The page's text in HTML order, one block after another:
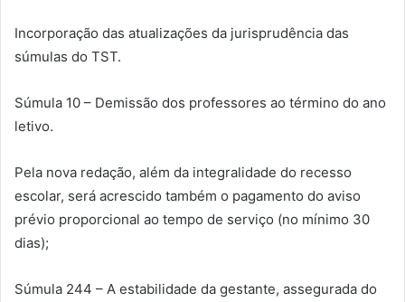
Incorporação das atualizações da jurisprudência das
súmulas do TST.
Súmula 10 – Demissão dos professores ao término do ano
letivo.
Pela nova redação, além da integralidade do recesso
escolar, será acrescido também o pagamento do aviso
prévio proporcional ao tempo de serviço (no mínimo 30
dias);
Súmula 244 – A estabilidade da gestante, assegurada do